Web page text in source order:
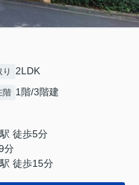
り 2LDK
階 1階/3階建
駅 徒歩5分
分
駅 徒歩15分